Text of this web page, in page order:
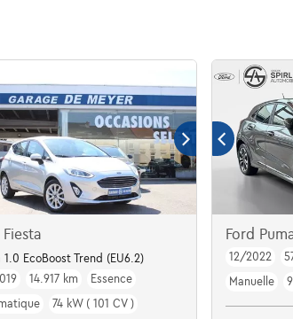
Fiesta
1.0 EcoBoost Trend (EU6.2)
14.917 km
Essence
74 kW ( 101 CV )
Ford
12/2022
Manuelle